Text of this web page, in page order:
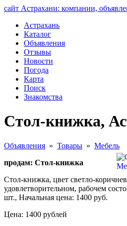
сайт Астрахани: компании,
Астрахань
Каталог
Объявления
Отзывы
Новости
Погода
Карта
Поиск
Знакомства
Стол-книжка,
Объявления » Товары » Мебель
продам: Стол-книжка
Стол-книжка, цвет светло-
удовлетворительном, рабочем
шт., Начальная цена: 1400 руб.
Цена: 1400 рублей